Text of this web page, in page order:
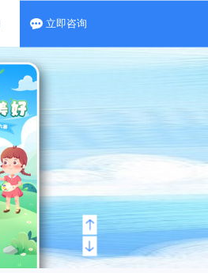
立即咨询